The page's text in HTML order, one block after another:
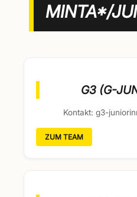
MINTA*/
G3 (G-
Kontakt: g3-
ZUM TEAM